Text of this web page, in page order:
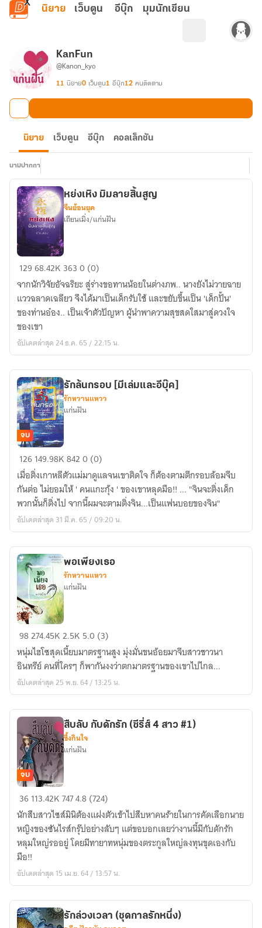
ข้ามไปยังเนื้อหาหลัก
นิยาย เว็บตูน อีบุ๊ก มุมนักเขียน
KanFun
@Kanon_kyo
11 นิยาย0 เว็บตูน1 อีบุ๊ก12 คนติดตาม
นิยาย เว็บตูน อีบุ๊ก คอลเล็กชัน
นามปากกา
หย่ง
มิ
มลาย
สิ้น
สูญ
หย่งเหิง มิมลายสิ้นสูญ
จีนย้อนยุค
เถียนเมิ่ง/แก่นฝัน
12968.42K 3630 (0)
จากนักวิจัยอัจฉริยะ สู่ร่างขอทานน้อยในต่างภพ.. นางยังไม่วายฉาย
แววฉลาดเฉลียว จึงได้มาเป็นเด็กรับใช้ และขยับขึ้นเป็น 'เด็กปั้น'
ของท่านอ๋อง.. เป็นเจ้าตัวปัญหา ผู้นำพาความสุขสดใสมาสู่ดวงใจ
ของเขา
อัปเดตล่าสุด 24 ธ.ค. 65 / 22:15 น.
รัก
ล้น
กรอบ
[มี
เล่ม
และ
บุ๊ค]
จบ
รักล้นกรอบ [มีเล่มและอีบุ๊ค]
รักหวานแหวว
แก่นฝัน
126149.98K8420 (0)
เมื่อติ่งเกาหลีตัวแม่มาดูแลจนเขาติดใจ ก็ต้องตามตีกรอบล้อมจีบ
กันต่อ ไม่ยอมให้ ' คนแกะกุ้ง ' ของเขาหลุดมือ!! ... "จินจะติ่งเด็ก
พวกนั้นก็ติ่งไป จากนี้ผมจะตามติ่งจิน...เป็นแฟนบอยของจิน"
อัปเดตล่าสุด 31 มี.ค. 65 / 09:20 น.
พอ
เพียง
เธอ
พอเพียงเธอ
รักหวานแหวว
แก่นฝัน
98274.45K2.5K 5.0 (3)
หนุ่มไฮโซสุดเนี้ยบมาตรฐานสูง มุ่งมั่นขนอ้อยมาจีบสาวชาวนา
อินทรีย์ คนที่ใครๆ ก็พากันงงว่าตกมาตรฐานของเขาไปไกล...
อัปเดตล่าสุด 25 พ.ย. 64 / 13:25 น.
สืบ
ลับ
กับ
ดัก
รัก
(ซีรี่ส์
4
#1)
จบ
สืบลับ กับดักรัก (ซีรี่ส์ 4 สาว #1)
ซึ้งกินใจ
แก่นฝัน
36113.42K7474.8 (724)
นักสืบสาวไซส์มินิต้องแฝงตัวเข้าไปสืบหาคนร้ายในการคัดเลือกนาย
หญิงของซันไรส์กรุ๊ปอย่างลับๆ แต่ขอบอกเลยว่างานนี้มีกับดักรัก
หลุมใหญ่รออยู่ โดยมีทายาทหนุ่มของตระกูลใหญ่ลงทุนขุดเองกับ
มือ!!
อัปเดตล่าสุด 15 เม.ย. 64 / 13:57 น.
รักล่วงเวลา (ชุดกาลรักหนึ่ง)